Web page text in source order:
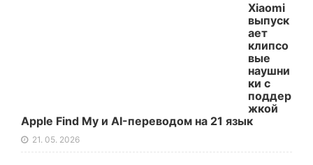
Xiaomi
выпуск
ает
клипсо
вые
наушни
ки с
поддер
жкой
Apple Find My и AI-переводом на 21 язык
21. 05. 2026